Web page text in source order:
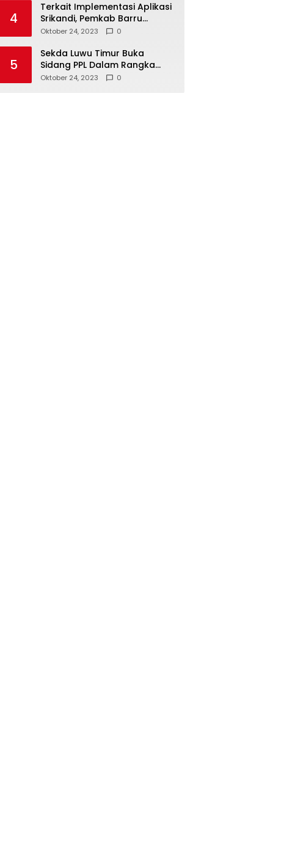
4
Terkait Implementasi Aplikasi
Srikandi, Pemkab Barru
Kunker ke Luwu Timur
Oktober 24, 2023 0
5
Sekda Luwu Timur Buka
Sidang PPL Dalam Rangka
Redistribusi Tanah 2023
Oktober 24, 2023 0